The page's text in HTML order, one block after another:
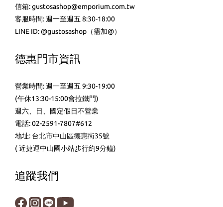
信箱: gustosashop@emporium.com.tw
客服時間: 週一至週五 8:30-18:00
LINE ID: @gustosashop （需加@）
德惠門市資訊
營業時間: 週一至週五 9:30-19:00
(午休13:30-15:00會拉鐵門)
週六、日、國定假日不營業
電話: 02-2591-7807#612
地址: 台北市中山區德惠街35號
( 近捷運中山國小站步行約9分鐘)
追蹤我們